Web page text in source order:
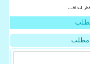
انداخت
مطلب
مطلب